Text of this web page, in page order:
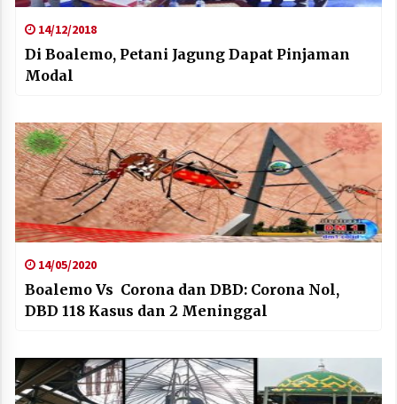
14/12/2018
Di Boalemo, Petani Jagung Dapat Pinjaman
Modal
14/05/2020
Boalemo Vs Corona dan DBD: Corona Nol,
DBD 118 Kasus dan 2 Meninggal